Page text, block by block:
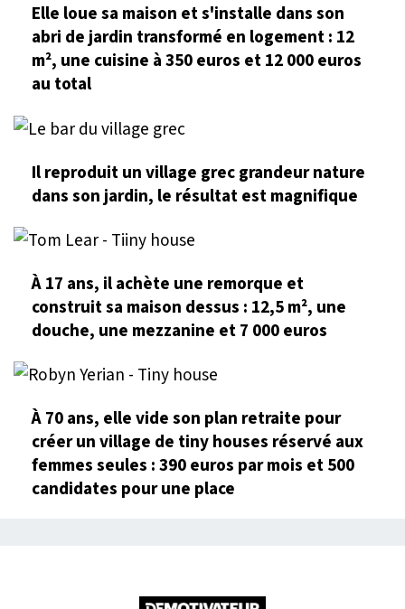
Elle loue sa maison et s'installe dans son
abri de jardin transformé en logement : 12
m², une cuisine à 350 euros et 12 000 euros
au total
Il reproduit un village grec grandeur nature
dans son jardin, le résultat est magnifique
À 17 ans, il achète une remorque et
construit sa maison dessus : 12,5 m², une
douche, une mezzanine et 7 000 euros
À 70 ans, elle vide son plan retraite pour
créer un village de tiny houses réservé aux
femmes seules : 390 euros par mois et 500
candidates pour une place